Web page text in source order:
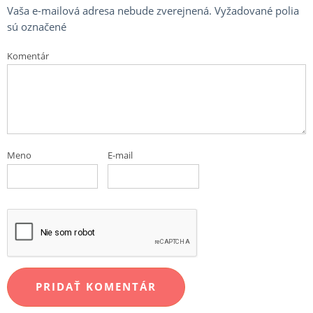
Vaša e-mailová adresa nebude zverejnená. Vyžadované polia
sú označené
Komentár
Meno E-mail